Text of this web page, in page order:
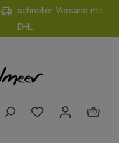
schneller Versand mit
DHL
Du hast 0